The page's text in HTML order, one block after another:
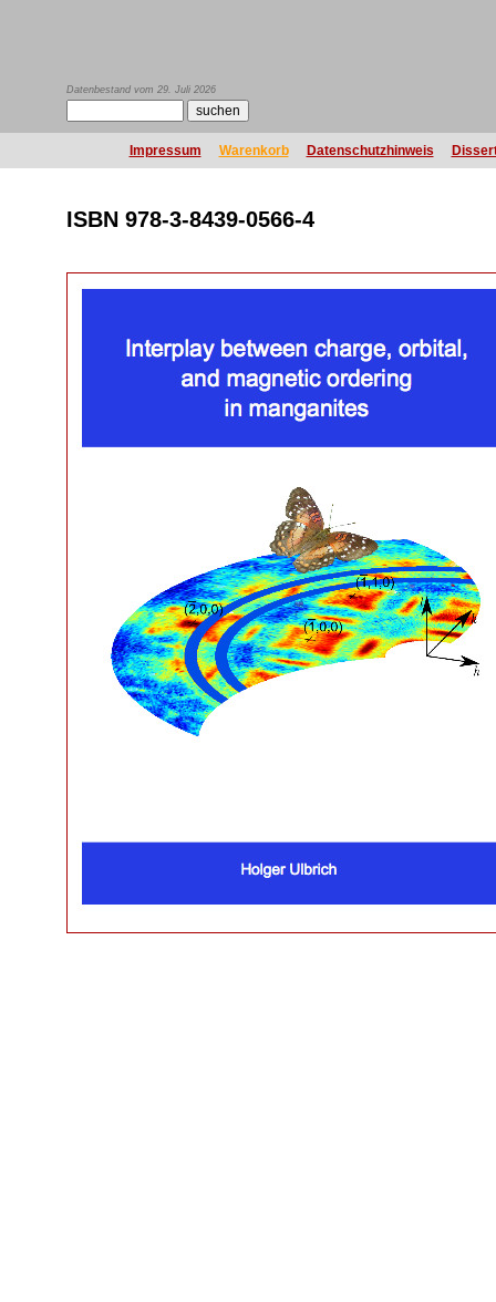
Datenbestand vom 29. Juli 2026
Impressum Warenkorb Datenschutzhinweis
ISBN 978-3-8439-0566-4